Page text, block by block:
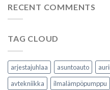
nyt
RECENT COMMENTS
TAG CLOUD
arjestajuhlaa asuntoauto
avtekniikka
ilmalämpöpumppu